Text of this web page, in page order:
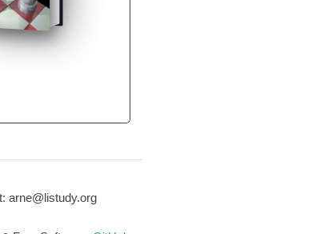
arne@listudy.org